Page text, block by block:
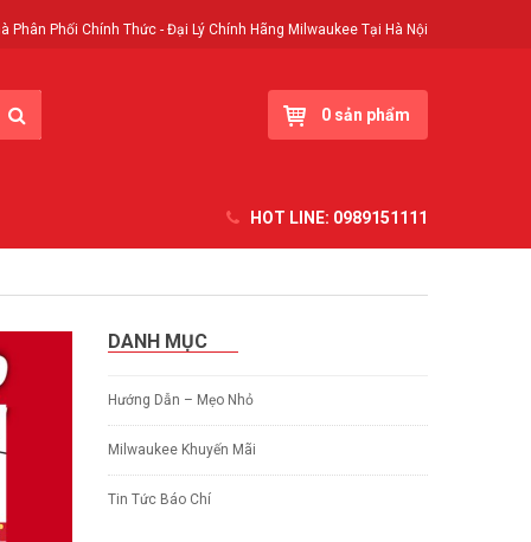
Phân Phối Chính Thức - Đại Lý Chính Hãng Milwaukee Tại Hà Nội
0 sản phẩm
HOT LINE: 0989151111
DANH MỤC
Hướng Dẫn – Mẹo Nhỏ
Milwaukee Khuyến Mãi
Tin Tức Báo Chí